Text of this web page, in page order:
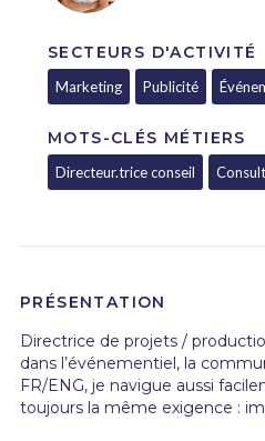
SECTEURS D'ACTIVITÉ
Marketing Publicité
MOTS-CLÉS MÉTIERS
Directeur.trice conseil
PRÉSENTATION
Directrice de projets /
dans l’événementiel, la
FR/ENG, je navigue aussi
toujours la même exigence :